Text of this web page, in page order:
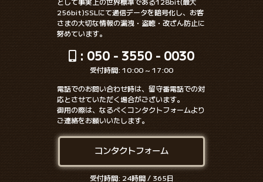
256bit)SSLにて通信データを暗号化し、お客
さまの大切な情報の漏洩・盗聴・改ざん防止に
努めています。
: 050 - 3550 - 0030
受付時間: 10:00 ~ 17:00
電話でのお問い合わせ時は、留守番電話での対
応とさせていただく場合がございます。
御用の際は、なるべくコンタクトフォームより
ご連絡をお願いいたします。
コンタクトフォーム
受付時間: 24時間 / 365日